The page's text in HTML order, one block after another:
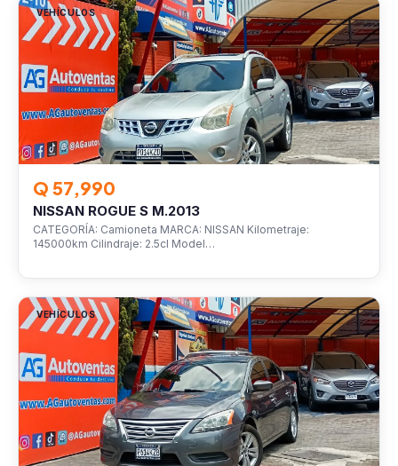
VEHÍCULOS
Q 57,990
NISSAN ROGUE S M.2013
CATEGORÍA: Camioneta MARCA: NISSAN Kilometraje:
145000km Cilindraje: 2.5cl Model…
VEHÍCULOS